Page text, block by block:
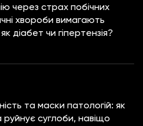
через страх побічних
хвороби вимагають
діабет чи гіпертензія?
та маски патологій: як
суглоби, навіщо